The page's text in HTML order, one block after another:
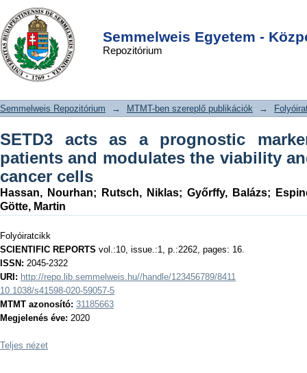
Semmelweis Egyetem -
Repozitórium
SETD3 acts as a prognostic marker in
breast cancer patients and modulates
the viability and invasion of breast
cancer cells
DSpace/Manakin Repository
Semmelweis Repozitórium → MTMT-ben szereplő publikációk →
SETD3 acts as a prognostic
patients and modulates the viability
cancer cells
Hassan, Nourhan; Rutsch, Niklas; Győrffy, Balázs;
Götte, Martin
Folyóiratcikk
SCIENTIFIC REPORTS vol.:10, issue.:1, p.:2262, pages: 16.
ISSN: 2045-2322
URI: http://repo.lib.semmelweis.hu//handle/123456789/8411
10.1038/s41598-020-59057-5
MTMT azonosító: 31185663
Megjelenés éve: 2020
Teljes nézet